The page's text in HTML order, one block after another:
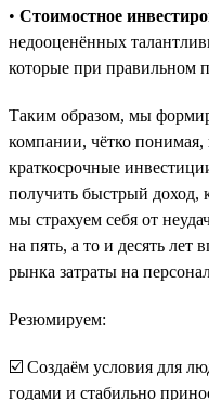
• Стоимостное
недооценённых
которые при правильном
Таким образом, мы
компании, чётко понимая,
краткосрочные
получить быстрый доход,
мы страхуем себя от
на пять, а то и десять
рынка затраты на
Резюмируем:
☑️ Создаём условия для
годами и стабильно